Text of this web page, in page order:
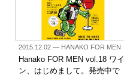
2015.12.02— HANAKO FOR MEN
Hanako FOR MEN vol.18 ワイ
ン、はじめまして。発売中で